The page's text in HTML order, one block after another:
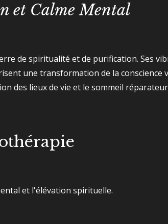
et Calme Mental
de spiritualité et de purification. Ses
une transformation de la conscience
des lieux de vie et le sommeil
et l'élévation spirituelle.